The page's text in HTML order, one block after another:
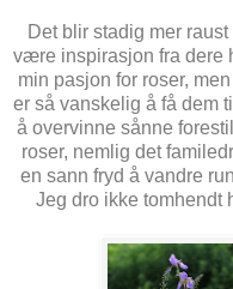
Det blir stadig mer
være inspirasjon fra dere
min pasjon for roser,
er så vanskelig å få dem
å overvinne sånne
roser, nemlig det
en sann fryd å vandre
Jeg dro ikke tomhendt